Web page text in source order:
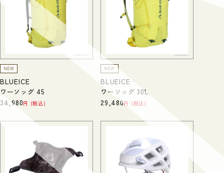
NEW
BLUEICE
ワーソッグ 45
34,980 税込
NEW
BLUEICE
ワーソッグ 30L
29,480 税込